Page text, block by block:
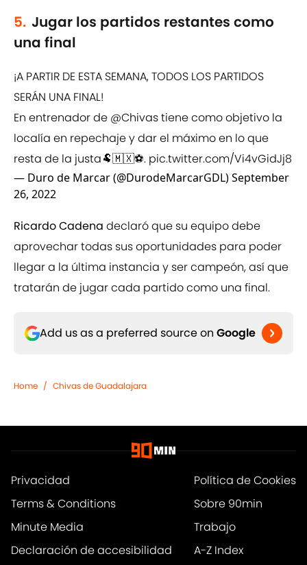
5. Jugar los partidos restantes como
una final
¡A PARTIR DE ESTA SEMANA, TODOS LOS PARTIDOS
SERÁN UNA FINAL!
En entrenador de @Chivastiene como objetivo la
localía en repechaje y dar el máximo en lo que
resta de la justa🐏🇲🇽⚽️. pic.twitter.com/Vi4vGidJj8
— Duro de Marcar (@DurodeMarcarGDL)September
26, 2022
Ricardo Cadena declaró que su equipo debe
aprovechar todas sus oportunidades para poder
llegar a la última instancia y ser campeón, así que
tratarán de jugar cada partido como una final.
Add us as a preferred source on Google
Home / Chivas de Guadalajara
Privacidad
Política de Cookies
Terms & Conditions
Sobre 90min
Minute Media
Trabajo
Declaración de accesibilidad
A-Z Index